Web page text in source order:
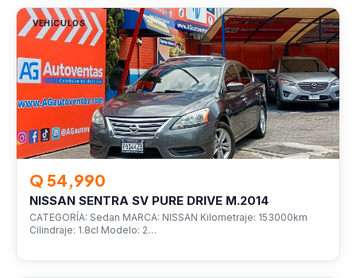
VEHÍCULOS
Q 54,990
NISSAN SENTRA SV PURE DRIVE M.2014
CATEGORÍA: Sedan MARCA: NISSAN Kilometraje: 153000km
Cilindraje: 1.8cl Modelo: 2…